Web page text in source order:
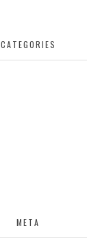
CATEGORIES
META